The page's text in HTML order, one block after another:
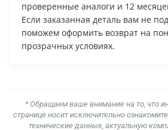
проверенные аналоги и 12
Если заказанная деталь вам не
поможем оформить возврат на
прозрачных условиях.
* Обращаем ваше внимание на то, что
странице носит исключительно
технические данные, актуальную